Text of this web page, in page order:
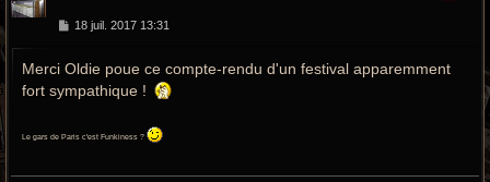
M
s
g
18 juil. 2017 13:31
Merci Oldie poue ce compte-rendu d'un festival apparemment
fort sympathique !
Le gars de Paris c'est Funkiness ?